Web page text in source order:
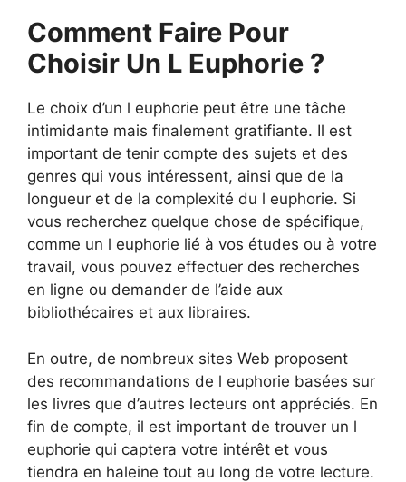
Comment Faire Pour
Choisir Un L Euphorie ?
Le choix d’un l euphorie peut être une tâche
intimidante mais finalement gratifiante. Il est
important de tenir compte des sujets et des
genres qui vous intéressent, ainsi que de la
longueur et de la complexité du l euphorie. Si
vous recherchez quelque chose de spécifique,
comme un l euphorie lié à vos études ou à votre
travail, vous pouvez effectuer des recherches
en ligne ou demander de l’aide aux
bibliothécaires et aux libraires.
En outre, de nombreux sites Web proposent
des recommandations de l euphorie basées sur
les livres que d’autres lecteurs ont appréciés. En
fin de compte, il est important de trouver un l
euphorie qui captera votre intérêt et vous
tiendra en haleine tout au long de votre lecture.